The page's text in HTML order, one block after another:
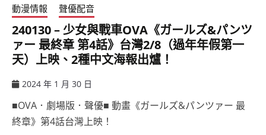
動漫情報 聲優配音
240130 – 少女與戰車OVA《ガールズ&パンツ
ァー 最終章 第4話》台灣2/8（過年年假第一
天）上映、2種中文海報出爐！
2024 年 1 月 30 日
■OVA．劇場版．聲優■ 動畫《ガールズ&パンツァー 最
終章》第4話台灣上映！